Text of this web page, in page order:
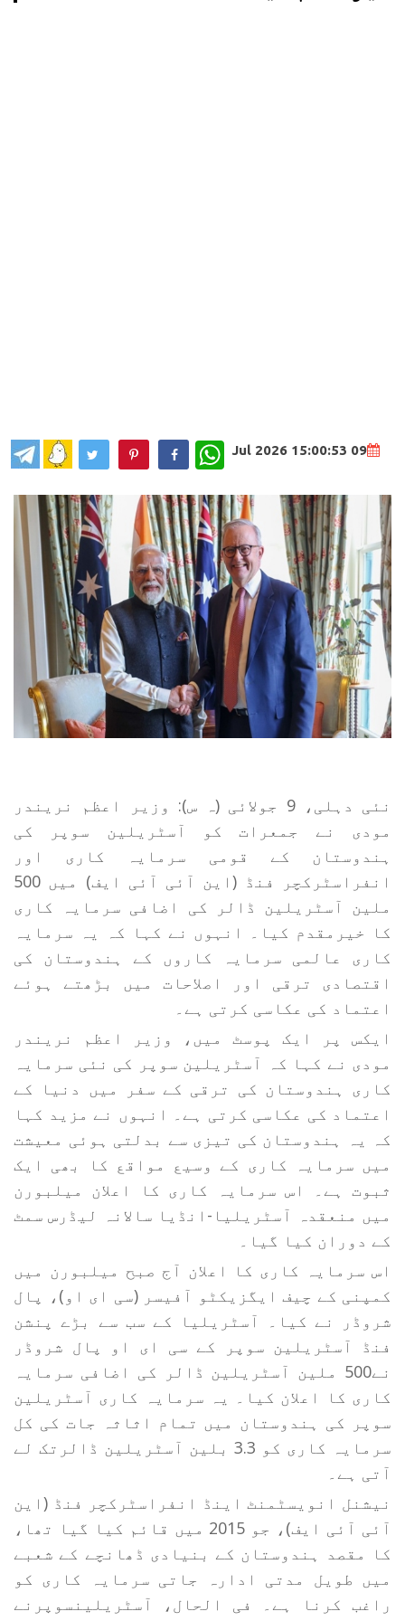
09 Jul 2026 15:00:53
WhatsApp
نئی دہلی، 9 جولائی (ہ س): وزیر اعظم نریندر
مودی نے جمعرات کو آسٹریلین سوپر کی
ہندوستان کے قومی سرمایہ کاری اور
انفراسٹرکچر فنڈ (این آئی آئی ایف) میں 500
ملین آسٹریلین ڈالر کی اضافی سرمایہ کاری
کا خیرمقدم کیا۔ انہوں نے کہا کہ یہ سرمایہ
کاری عالمی سرمایہ کاروں کے ہندوستان کی
اقتصادی ترقی اور اصلاحات میں بڑھتے ہوئے
اعتماد کی عکاسی کرتی ہے۔
ایکس پر ایک پوسٹ میں، وزیر اعظم نریندر
مودی نے کہا کہ آسٹریلین سوپر کی نئی سرمایہ
کاری ہندوستان کی ترقی کے سفر میں دنیا کے
اعتماد کی عکاسی کرتی ہے۔ انہوں نے مزید کہا
کہ یہ ہندوستان کی تیزی سے بدلتی ہوئی معیشت
میں سرمایہ کاری کے وسیع مواقع کا بھی ایک
ثبوت ہے۔ اس سرمایہ کاری کا اعلان میلبورن
میں منعقدہ آسٹریلیا-انڈیا سالانہ لیڈرس سمٹ
کے دوران کیا گیا۔
اس سرمایہ کاری کا اعلان آج صبح میلبورن میں
کمپنی کے چیف ایگزیکٹو آفیسر (سی ای او)، پال
شروڈر نے کیا۔ آسٹریلیا کے سب سے بڑے پنشن
فنڈ آسٹریلین سوپر کے سی ای او پال شروڈر
نے500 ملین آسٹریلین ڈالر کی اضافی سرمایہ
کاری کا اعلان کیا۔ یہ سرمایہ کاری آسٹریلین
سوپر کی ہندوستان میں تمام اثاثہ جات کی کل
سرمایہ کاری کو 3.3 بلین آسٹریلین ڈالرتک لے
آتی ہے۔
نیشنل انویسٹمنٹ اینڈ انفراسٹرکچر فنڈ (این
آئی آئی ایف)، جو 2015 میں قائم کیا گیا تھا،
کا مقصد ہندوستان کے بنیادی ڈھانچے کے شعبے
میں طویل مدتی ادارہ جاتی سرمایہ کاری کو
راغب کرنا ہے۔ فی الحال، آسٹریلینسوپرنے